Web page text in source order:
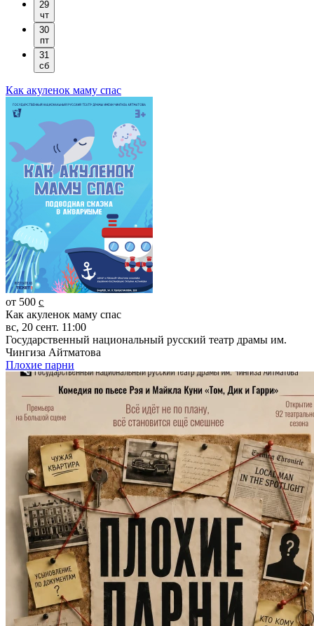
29
чт
30
пт
31
сб
Как акуленок маму спас
от 500 c̲
Как акуленок маму спас
вс, 20 сент. 11:00
Государственный национальный русский театр драмы им.
Чингиза Айтматова
Плохие парни